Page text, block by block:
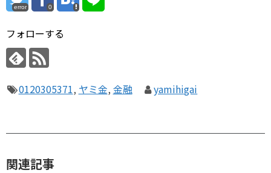
error 0
フォローする
0120305371, ヤミ金, 金融 yamihigai
関連記事